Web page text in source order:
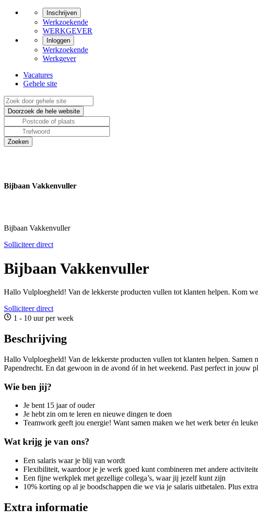
Inschrijven
Werkzoekende
WERKGEVER
Inloggen
Werkzoekende
Werkgever
Vacatures
Gehele site
Bijbaan Vakkenvuller
Bijbaan Vakkenvuller
Solliciteer direct
Bijbaan Vakkenvuller
Hallo Vulploegheld! Van de lekkerste producten vullen tot klanten helpen. Kom
Solliciteer direct
1 - 10 uur per week
Beschrijving
Hallo Vulploegheld! Van de lekkerste producten vullen tot klanten helpen.
Papendrecht. En dat gewoon in de avond óf in het weekend. Past perfect in jouw
Wie ben jij?
Je bent 15 jaar of ouder
Je hebt zin om te leren en nieuwe dingen te doen
Teamwork geeft jou energie! Want samen maken we het werk beter én
Wat krijg je van ons?
Een salaris waar je blij van wordt
Flexibiliteit, waardoor je je werk goed kunt combineren met andere
Een fijne werkplek met gezellige collega’s, waar jij jezelf kunt zijn
10% korting op al je boodschappen die we via je salaris uitbetalen. Plus
Extra informatie